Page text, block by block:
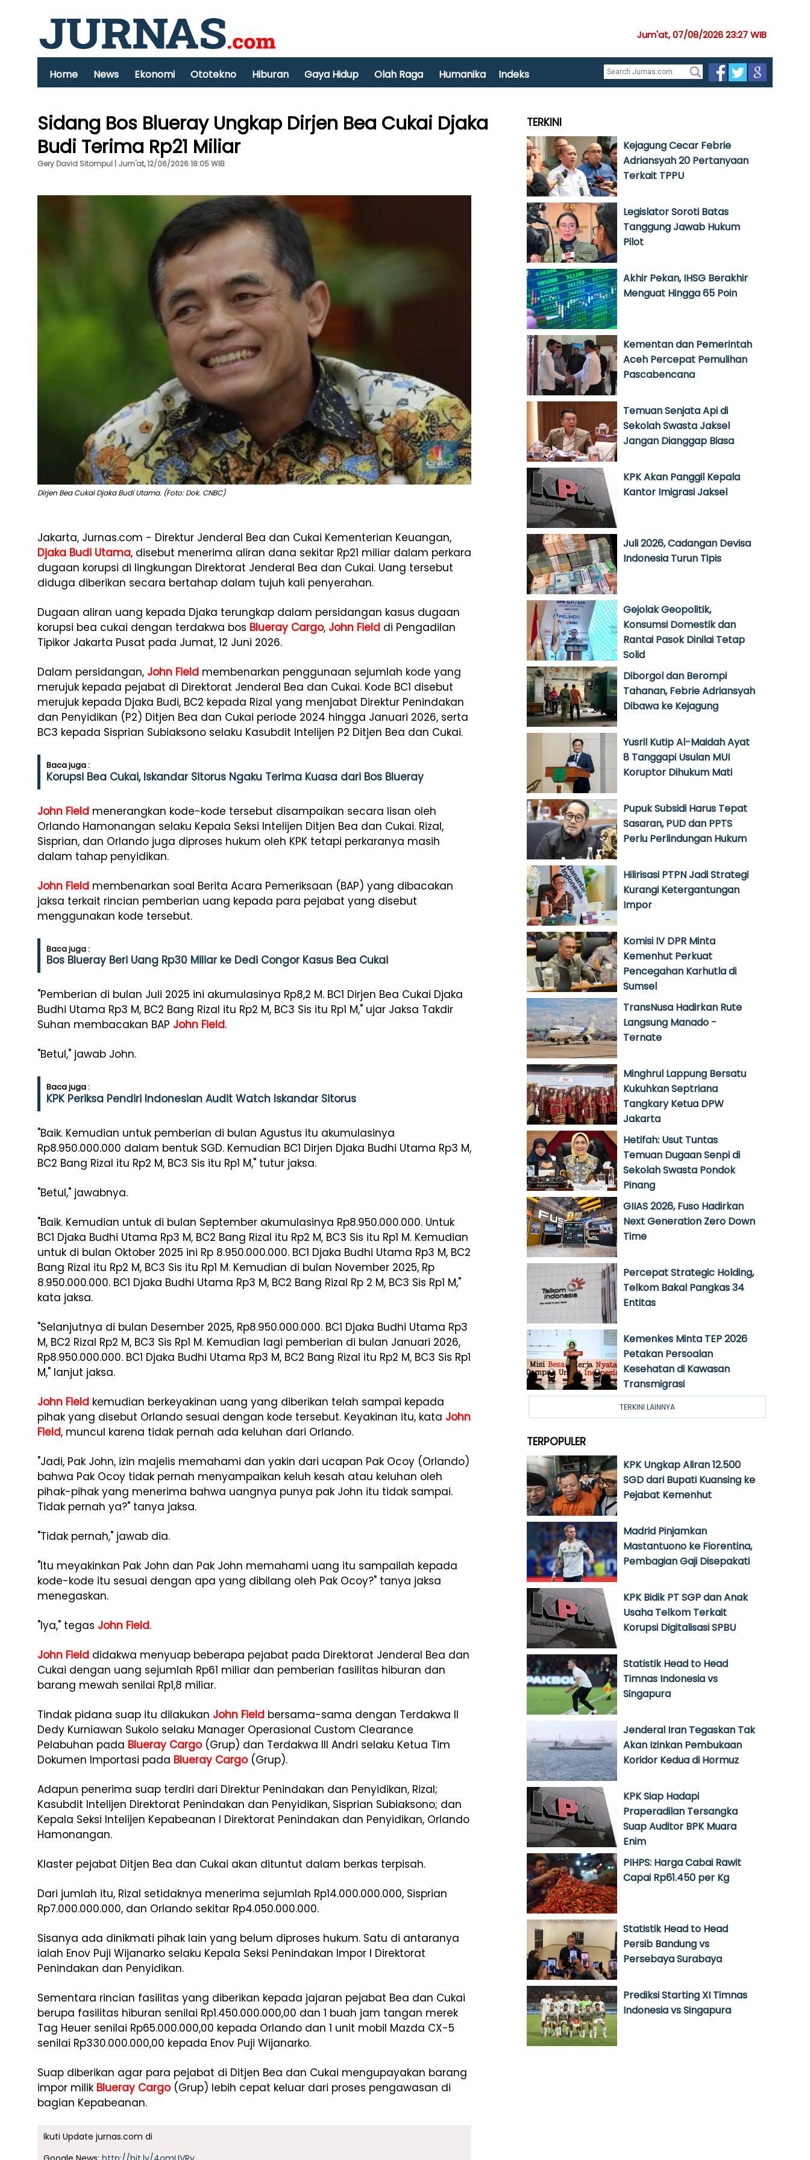
Jum'at, 07/08/2026 23:27 WIB
Home News Ekonomi Ototekno Hiburan Gaya Hidup Olah Raga Humanika Indeks
Sidang Bos Blueray Ungkap Dirjen Bea Cukai Djaka
Budi Terima Rp21 Miliar
Gery David Sitompul | Jum'at, 12/06/2026 18:05 WIB
Dirjen Bea Cukai Djaka Budi Utama. (Foto: Dok. CNBC)
Jakarta, Jurnas.com - Direktur Jenderal Bea dan Cukai Kementerian Keuangan,
Djaka Budi Utama, disebut menerima aliran dana sekitar Rp21 miliar dalam perkara
dugaan korupsi di lingkungan Direktorat Jenderal Bea dan Cukai. Uang tersebut
diduga diberikan secara bertahap dalam tujuh kali penyerahan.
Dugaan aliran uang kepada Djaka terungkap dalam persidangan kasus dugaan
korupsi bea cukai dengan terdakwa bos Blueray Cargo, John Field di Pengadilan
Tipikor Jakarta Pusat pada Jumat, 12 Juni 2026.
Dalam persidangan, John Field membenarkan penggunaan sejumlah kode yang
merujuk kepada pejabat di Direktorat Jenderal Bea dan Cukai. Kode BC1 disebut
merujuk kepada Djaka Budi, BC2 kepada Rizal yang menjabat Direktur Penindakan
dan Penyidikan (P2) Ditjen Bea dan Cukai periode 2024 hingga Januari 2026, serta
BC3 kepada Sisprian Subiaksono selaku Kasubdit Intelijen P2 Ditjen Bea dan Cukai.
Baca juga :
Korupsi Bea Cukai, Iskandar Sitorus Ngaku Terima Kuasa dari Bos Blueray
John Field menerangkan kode-kode tersebut disampaikan secara lisan oleh
Orlando Hamonangan selaku Kepala Seksi Intelijen Ditjen Bea dan Cukai. Rizal,
Sisprian, dan Orlando juga diproses hukum oleh KPK tetapi perkaranya masih
dalam tahap penyidikan.
John Field membenarkan soal Berita Acara Pemeriksaan (BAP) yang dibacakan
jaksa terkait rincian pemberian uang kepada para pejabat yang disebut
menggunakan kode tersebut.
Baca juga :
Bos Blueray Beri Uang Rp30 Miliar ke Dedi Congor Kasus Bea Cukai
"Pemberian di bulan Juli 2025 ini akumulasinya Rp8,2 M. BC1 Dirjen Bea Cukai Djaka
Budhi Utama Rp3 M, BC2 Bang Rizal itu Rp2 M, BC3 Sis itu Rp1 M," ujar Jaksa Takdir
Suhan membacakan BAP John Field.
"Betul," jawab John.
Baca juga :
KPK Periksa Pendiri Indonesian Audit Watch Iskandar Sitorus
"Baik. Kemudian untuk pemberian di bulan Agustus itu akumulasinya
Rp8.950.000.000 dalam bentuk SGD. Kemudian BC1 Dirjen Djaka Budhi Utama Rp3 M,
BC2 Bang Rizal itu Rp2 M, BC3 Sis itu Rp1 M," tutur jaksa.
"Betul," jawabnya.
"Baik. Kemudian untuk di bulan September akumulasinya Rp8.950.000.000. Untuk
BC1 Djaka Budhi Utama Rp3 M, BC2 Bang Rizal itu Rp2 M, BC3 Sis itu Rp1 M. Kemudian
untuk di bulan Oktober 2025 ini Rp 8.950.000.000. BC1 Djaka Budhi Utama Rp3 M, BC2
Bang Rizal itu Rp2 M, BC3 Sis itu Rp1 M. Kemudian di bulan November 2025, Rp
8.950.000.000. BC1 Djaka Budhi Utama Rp3 M, BC2 Bang Rizal Rp 2 M, BC3 Sis Rp1 M,"
kata jaksa.
"Selanjutnya di bulan Desember 2025, Rp8.950.000.000. BC1 Djaka Budhi Utama Rp3
M, BC2 Rizal Rp2 M, BC3 Sis Rp1 M. Kemudian lagi pemberian di bulan Januari 2026,
Rp8.950.000.000. BC1 Djaka Budhi Utama Rp3 M, BC2 Bang Rizal itu Rp2 M, BC3 Sis Rp1
M," lanjut jaksa.
John Field kemudian berkeyakinan uang yang diberikan telah sampai kepada
pihak yang disebut Orlando sesuai dengan kode tersebut. Keyakinan itu, kata John
Field, muncul karena tidak pernah ada keluhan dari Orlando.
"Jadi, Pak John, izin majelis memahami dan yakin dari ucapan Pak Ocoy (Orlando)
bahwa Pak Ocoy tidak pernah menyampaikan keluh kesah atau keluhan oleh
pihak-pihak yang menerima bahwa uangnya punya pak John itu tidak sampai.
Tidak pernah ya?" tanya jaksa.
"Tidak pernah," jawab dia.
"Itu meyakinkan Pak John dan Pak John memahami uang itu sampailah kepada
kode-kode itu sesuai dengan apa yang dibilang oleh Pak Ocoy?" tanya jaksa
menegaskan.
"Iya," tegas John Field.
John Field didakwa menyuap beberapa pejabat pada Direktorat Jenderal Bea dan
Cukai dengan uang sejumlah Rp61 miliar dan pemberian fasilitas hiburan dan
barang mewah senilai Rp1,8 miliar.
Tindak pidana suap itu dilakukan John Field bersama-sama dengan Terdakwa II
Dedy Kurniawan Sukolo selaku Manager Operasional Custom Clearance
Pelabuhan pada Blueray Cargo(Grup) dan Terdakwa III Andri selaku Ketua Tim
Dokumen Importasi pada Blueray Cargo(Grup).
Adapun penerima suap terdiri dari Direktur Penindakan dan Penyidikan, Rizal;
Kasubdit Intelijen Direktorat Penindakan dan Penyidikan, Sisprian Subiaksono; dan
Kepala Seksi Intelijen Kepabeanan I Direktorat Penindakan dan Penyidikan, Orlando
Hamonangan.
Klaster pejabat Ditjen Bea dan Cukai akan dituntut dalam berkas terpisah.
Dari jumlah itu, Rizal setidaknya menerima sejumlah Rp14.000.000.000, Sisprian
Rp7.000.000.000, dan Orlando sekitar Rp4.050.000.000.
Sisanya ada dinikmati pihak lain yang belum diproses hukum. Satu di antaranya
ialah Enov Puji Wijanarko selaku Kepala Seksi Penindakan Impor I Direktorat
Penindakan dan Penyidikan.
Sementara rincian fasilitas yang diberikan kepada jajaran pejabat Bea dan Cukai
berupa fasilitas hiburan senilai Rp1.450.000.000,00 dan 1 buah jam tangan merek
Tag Heuer senilai Rp65.000.000,00 kepada Orlando dan 1 unit mobil Mazda CX-5
senilai Rp330.000.000,00 kepada Enov Puji Wijanarko.
Suap diberikan agar para pejabat di Ditjen Bea dan Cukai mengupayakan barang
impor milik Blueray Cargo(Grup) lebih cepat keluar dari proses pengawasan di
bagian Kepabeanan.
Ikuti Update jurnas.com di
TERKINI
Kejagung Cecar Febrie
Adriansyah 20 Pertanyaan
Terkait TPPU
Legislator Soroti Batas
Tanggung Jawab Hukum
Pilot
Akhir Pekan, IHSG Berakhir
Menguat Hingga 65 Poin
Kementan dan Pemerintah
Aceh Percepat Pemulihan
Pascabencana
Temuan Senjata Api di
Sekolah Swasta Jaksel
Jangan Dianggap Biasa
KPK Akan Panggil Kepala
Kantor Imigrasi Jaksel
Juli 2026, Cadangan Devisa
Indonesia Turun Tipis
Gejolak Geopolitik,
Konsumsi Domestik dan
Rantai Pasok Dinilai Tetap
Solid
Diborgol dan Berompi
Tahanan, Febrie Adriansyah
Dibawa ke Kejagung
Yusril Kutip Al-Maidah Ayat
8 Tanggapi Usulan MUI
Koruptor Dihukum Mati
Pupuk Subsidi Harus Tepat
Sasaran, PUD dan PPTS
Perlu Perlindungan Hukum
Hilirisasi PTPN Jadi Strategi
Kurangi Ketergantungan
Impor
Komisi IV DPR Minta
Kemenhut Perkuat
Pencegahan Karhutla di
Sumsel
TransNusa Hadirkan Rute
Langsung Manado -
Ternate
Minghrul Lappung Bersatu
Kukuhkan Septriana
Tangkary Ketua DPW
Jakarta
Hetifah: Usut Tuntas
Temuan Dugaan Senpi di
Sekolah Swasta Pondok
Pinang
GIIAS 2026, Fuso Hadirkan
Next Generation Zero Down
Time
Percepat Strategic Holding,
Telkom Bakal Pangkas 34
Entitas
Kemenkes Minta TEP 2026
Petakan Persoalan
Kesehatan di Kawasan
Transmigrasi
TERKINI LAINNYA
TERPOPULER
KPK Ungkap Aliran 12.500
SGD dari Bupati Kuansing ke
Pejabat Kemenhut
Madrid Pinjamkan
Mastantuono ke Fiorentina,
Pembagian Gaji Disepakati
KPK Bidik PT SGP dan Anak
Usaha Telkom Terkait
Korupsi Digitalisasi SPBU
Statistik Head to Head
Timnas Indonesia vs
Singapura
Jenderal Iran Tegaskan Tak
Akan Izinkan Pembukaan
Koridor Kedua di Hormuz
KPK Siap Hadapi
Praperadilan Tersangka
Suap Auditor BPK Muara
Enim
PIHPS: Harga Cabai Rawit
Capai Rp61.450 per Kg
Statistik Head to Head
Persib Bandung vs
Persebaya Surabaya
Prediksi Starting XI Timnas
Indonesia vs Singapura